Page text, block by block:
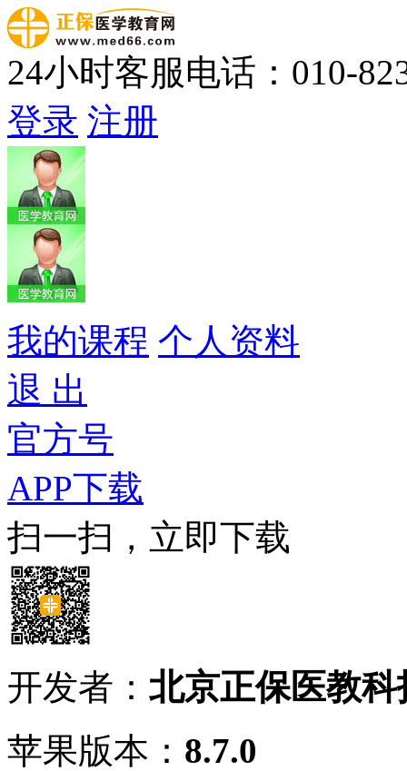
24小时客服电话：010-
登录 注册
我的课程 个人资料
退 出
官方号
APP下载
扫一扫，立即下载
开发者： 北京正保医教
苹果版本： 8.7.0